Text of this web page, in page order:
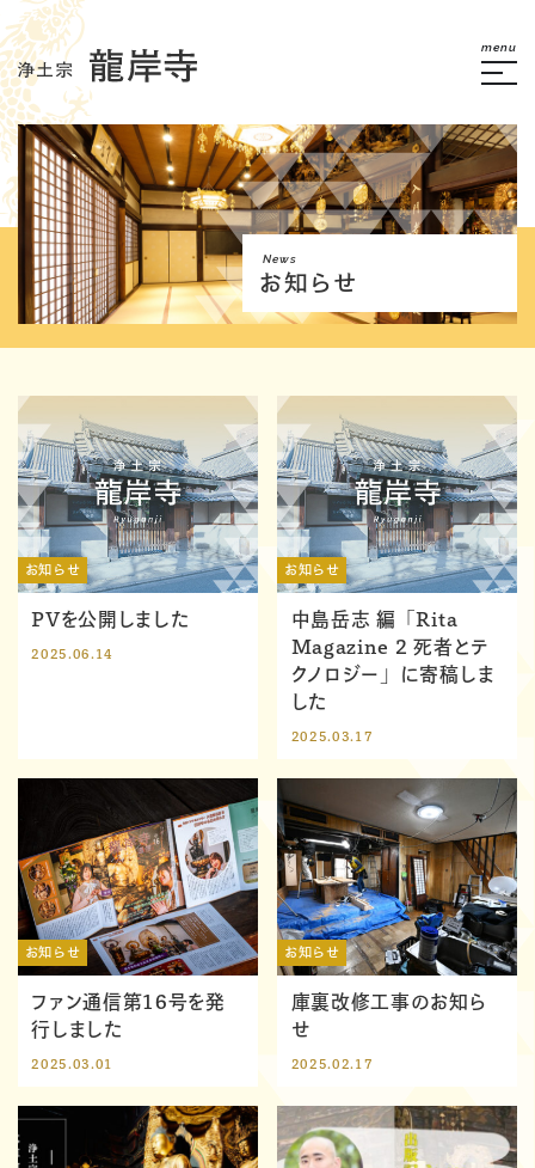
menu
News
お知らせ
お知らせ
PVを公開しました
2025.06.14
お知らせ
中島岳志 編「Rita
Magazine 2 死者とテ
クノロジー」に寄稿しま
した
2025.03.17
お知らせ
ファン通信第16号を発
行しました
2025.03.01
お知らせ
庫裏改修工事のお知ら
せ
2025.02.17